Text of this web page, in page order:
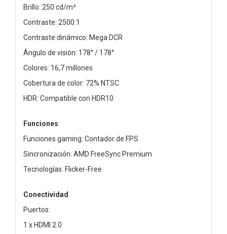
Brillo: 250 cd/m²
Contraste: 2500:1
Contraste dinámico: Mega DCR
Ángulo de visión: 178° / 178°
Colores: 16,7 millones
Cobertura de color: 72% NTSC
HDR: Compatible con HDR10
Funciones
Funciones gaming: Contador de FPS
Sincronización: AMD FreeSync Premium
Tecnologías: Flicker-Free
Conectividad
Puertos:
1 x HDMI 2.0